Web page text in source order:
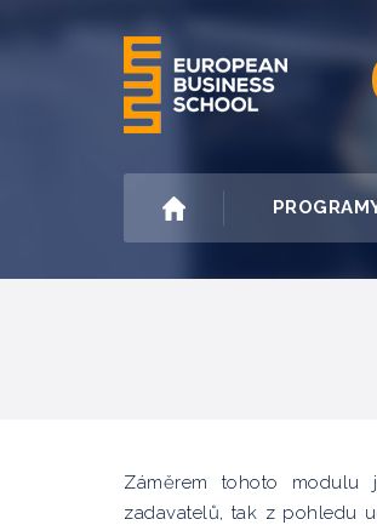
Záměrem tohoto modulu
zadavatelů, tak z pohledu